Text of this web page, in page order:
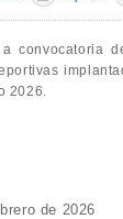
2026.
de 2026